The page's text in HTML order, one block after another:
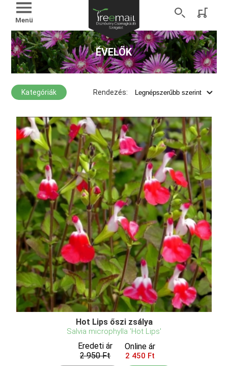
Menü
ÉVELŐK
Kategóriák Rendezés:
Hot Lips őszi zsálya
Salvia microphylla 'Hot Lips'
Eredeti ár
2 950 Ft
Online ár
2 450 Ft